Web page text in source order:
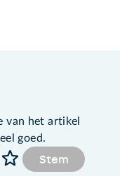
van het artikel
goed.
Stem